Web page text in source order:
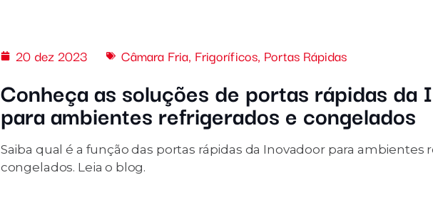
20 dez 2023 Câmara Fria, Frigoríficos, Portas Rápidas
Conheça as soluções de portas rápidas da
para ambientes refrigerados e congelados
Saiba qual é a função das portas rápidas da Inovadoor para ambientes
congelados. Leia o blog.